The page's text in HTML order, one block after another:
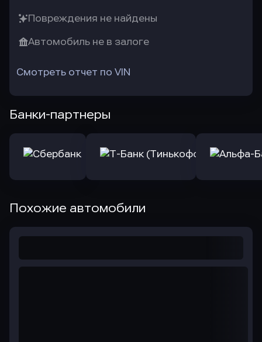
Повреждения не найдены
Автомобиль не в залоге
Смотреть отчет по VIN
Банки-партнеры
Похожие автомобили